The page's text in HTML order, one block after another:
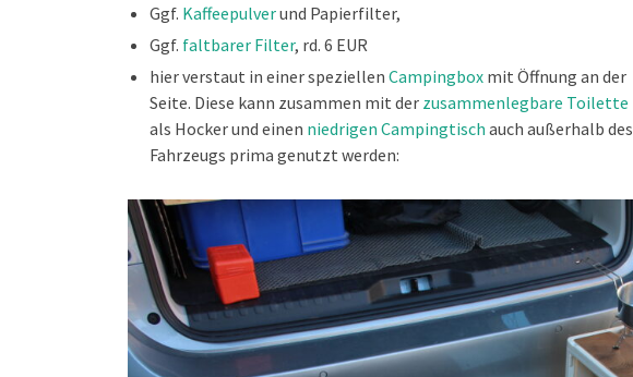
Ggf. Kaffeepulverund Papierfilter,
Ggf. faltbarer Filter, rd. 6 EUR
hier verstaut in einer speziellen Campingbox mit Öffnung an der
Seite. Diese kann zusammen mit der zusammenlegbare Toilette
als Hocker und einen niedrigen Campingtisch auch außerhalb des
Fahrzeugs prima genutzt werden: